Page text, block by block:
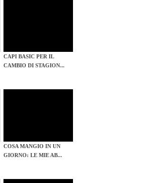
CAPI BASIC PER IL
CAMBIO DI STAGION...
COSA MANGIO IN UN
GIORNO: LE MIE AB...